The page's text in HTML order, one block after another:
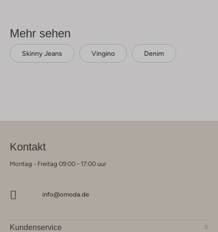
Mehr sehen
Skinny Jeans Vingino Denim
Kontakt
Montag - Freitag 09:00 - 17:00 uur
info@omoda.de
Kundenservice